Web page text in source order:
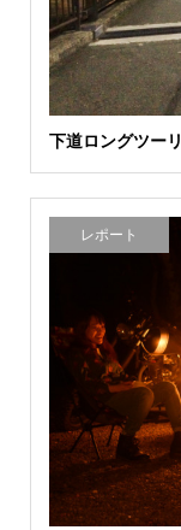
下道ロングツー
レポート